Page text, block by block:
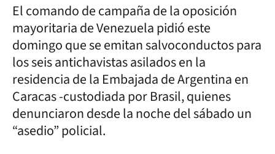
El comando de campaña de la oposición
mayoritaria de Venezuela pidió este
domingo que se emitan salvoconductos para
los seis antichavistas asilados en la
residencia de la Embajada de Argentina en
Caracas -custodiada por Brasil, quienes
denunciaron desde la noche del sábado un
“asedio” policial.